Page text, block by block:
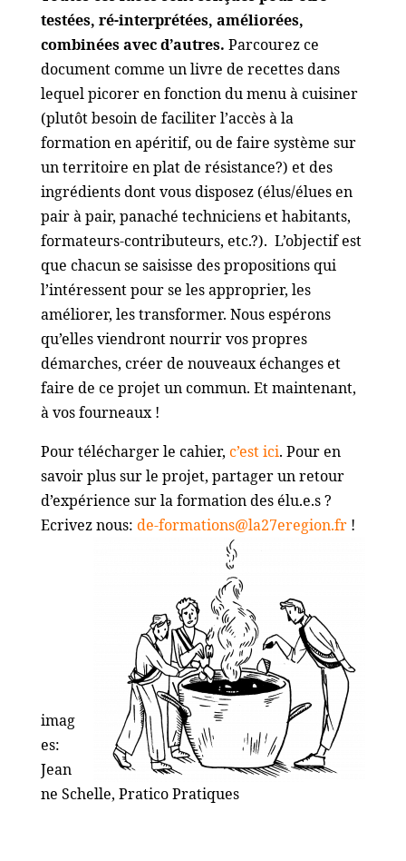
testées, ré-interprétées, améliorées,
combinées avec d’autres. Parcourez ce
document comme un livre de recettes dans
lequel picorer en fonction du menu à cuisiner
(plutôt besoin de faciliter l’accès à la
formation en apéritif, ou de faire système sur
un territoire en plat de résistance?) et des
ingrédients dont vous disposez (élus/élues en
pair à pair, panaché techniciens et habitants,
formateurs-contributeurs, etc.?). L’objectif est
que chacun se saisisse des propositions qui
l’intéressent pour se les approprier, les
améliorer, les transformer. Nous espérons
qu’elles viendront nourrir vos propres
démarches, créer de nouveaux échanges et
faire de ce projet un commun. Et maintenant,
à vos fourneaux !
Pour télécharger le cahier, c’est ici. Pour en
savoir plus sur le projet, partager un retour
d’expérience sur la formation des élu.e.s ?
Ecrivez nous: de-formations@la27eregion.fr!
imag
es:
Jean
ne Schelle, Pratico Pratiques